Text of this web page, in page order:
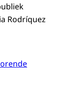
Rodríquez